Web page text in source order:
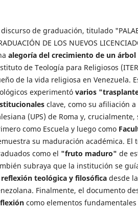
discurso de graduación, titulado
DE LOS NUEVOS
alegoría del crecimiento de un árbol
de Teología para Religiosos
de la vida religiosa en Venezuela.
experimentó varios
clave, como su afiliación
(UPS) de Roma y,
como Escuela y luego como
su maduración académica. El
como el "fruto maduro" de
subraya que la institución se
reflexión teológica y filosófica desde
Finalmente, el documento
como elementos